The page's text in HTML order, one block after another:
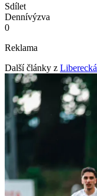
Sdílet
Dennívýzva
0
Reklama
Další články z